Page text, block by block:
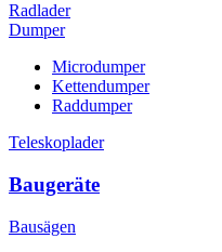
Radlader
Dumper
Microdumper
Kettendumper
Raddumper
Teleskoplader
Baugeräte
Bausägen